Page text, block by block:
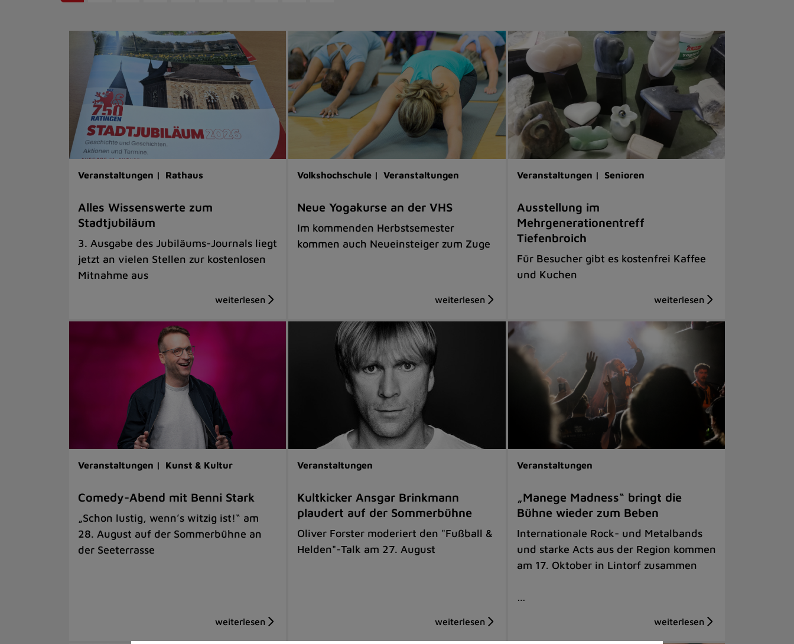
Veranstaltungen | Rathaus
Alles Wissenswerte zum
Stadtjubiläum
3. Ausgabe des Jubiläums-Journals liegt
jetzt an vielen Stellen zur kostenlosen
Mitnahme aus
Volkshochschule | Veranstaltungen
Neue Yogakurse an der VHS
Im kommenden Herbstsemester
kommen auch Neueinsteiger zum Zuge
Veranstaltungen | Senioren
Ausstellung im
Mehrgenerationentreff
Tiefenbroich
Für Besucher gibt es kostenfrei Kaffee
und Kuchen
Veranstaltungen | Kunst & Kultur
Comedy-Abend mit Benni Stark
„Schon lustig, wenn’s witzig ist!“ am
28. August auf der Sommerbühne an
der Seeterrasse
Veranstaltungen
Kultkicker Ansgar Brinkmann
plaudert auf der Sommerbühne
Oliver Forster moderiert den "Fußball &
Helden"-Talk am 27. August
Veranstaltungen
„Manege Madness“ bringt die
Bühne wieder zum Beben
Internationale Rock- und Metalbands
und starke Acts aus der Region kommen
am 17. Oktober in Lintorf zusammen
…